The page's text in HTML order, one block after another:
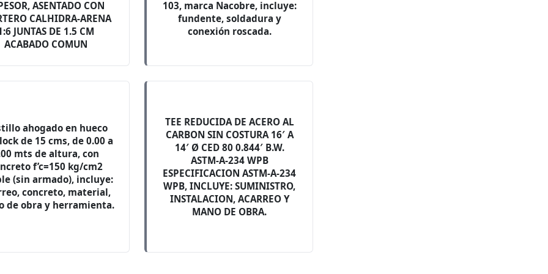
ASENTADO CON
CALHIDRA-ARENA
JUNTAS DE 1.5 CM
ACABADO COMUN
103, marca Nacobre, incluye:
fundente, soldadura y
conexión roscada.
ahogado en hueco
de 15 cms, de 0.00 a
mts de altura, con
f’c=150 kg/cm2
(sin armado), incluye:
concreto, material,
de obra y herramienta.
TEE REDUCIDA DE ACERO AL
CARBON SIN COSTURA 16′ A
14′ Ø CED 80 0.844′ B.W.
ASTM-A-234 WPB
ESPECIFICACION ASTM-A-234
WPB, INCLUYE: SUMINISTRO,
INSTALACION, ACARREO Y
MANO DE OBRA.